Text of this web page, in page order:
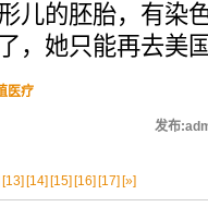
儿的胚胎，有染
，她只能再去美
医疗
发布
[13] [14] [15] [16] [17] [»]